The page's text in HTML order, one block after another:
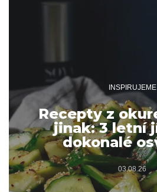
INSPIRUJEME
Recepty z
jinak: 3 letní
dokonalé
03.08.26